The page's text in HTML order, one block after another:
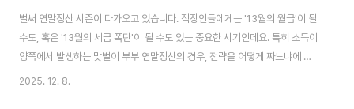
벌써 연말정산 시즌이 다가오고 있습니다. 직장인들에게는 '13월의 월급'이 될
수도, 혹은 '13월의 세금 폭탄'이 될 수도 있는 중요한 시기인데요. 특히 소득이
양쪽에서 발생하는 맞벌이 부부 연말정산의 경우, 전략을 어떻게 짜느냐에 따
라 환급액이 수십만 원에서 수백만 원까지 차이가 날 수 있습니다. 많은 분이
2025. 12. 8.